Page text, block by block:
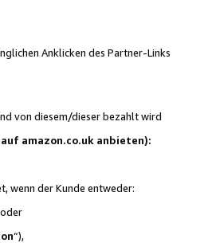
Anklicken des Partner-Links
von diesem/dieser bezahlt wird
amazon.co.uk anbieten):
wenn der Kunde entweder:
“),